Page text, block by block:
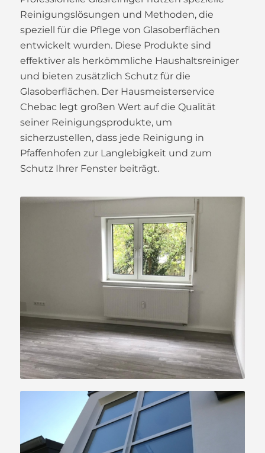
Reinigungslösungen und Methoden, die
speziell für die Pflege von Glasoberflächen
entwickelt wurden. Diese Produkte sind
effektiver als herkömmliche Haushaltsreiniger
und bieten zusätzlich Schutz für die
Glasoberflächen. Der Hausmeisterservice
Chebac legt großen Wert auf die Qualität
seiner Reinigungsprodukte, um
sicherzustellen, dass jede Reinigung in
Pfaffenhofen zur Langlebigkeit und zum
Schutz Ihrer Fenster beiträgt.